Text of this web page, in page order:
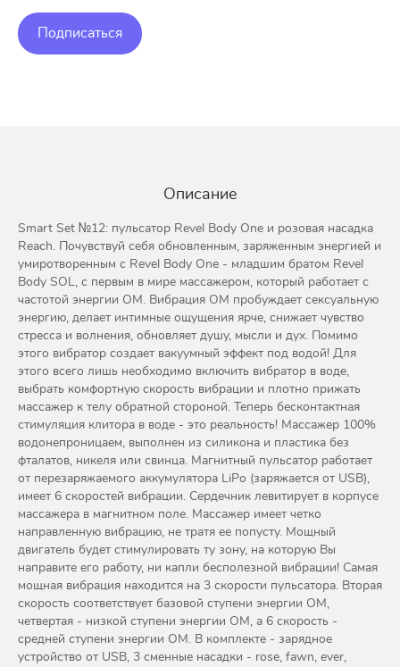
Подписаться
Описание
Smart Set №12: пульсатор Revel Body One и розовая насадка
Reach. Почувствуй себя обновленным, заряженным энергией и
умиротворенным c Revel Body One - младшим братом Revel
Body SOL, с первым в мире массажером, который работает с
частотой энергии ОМ. Вибрация ОМ пробуждает сексуальную
энергию, делает интимные ощущения ярче, снижает чувство
стресса и волнения, обновляет душу, мысли и дух. Помимо
этого вибратор создает вакуумный эффект под водой! Для
этого всего лишь необходимо включить вибратор в воде,
выбрать комфортную скорость вибрации и плотно прижать
массажер к телу обратной стороной. Теперь бесконтактная
стимуляция клитора в воде - это реальность! Массажер 100%
водонепроницаем, выполнен из силикона и пластика без
фталатов, никеля или свинца. Магнитный пульсатор работает
от перезаряжаемого аккумулятора LiPo (заряжается от USB),
имеет 6 скоростей вибрации. Сердечник левитирует в корпусе
массажера в магнитном поле. Массажер имеет четко
направленную вибрацию, не тратя ее попусту. Мощный
двигатель будет стимулировать ту зону, на которую Вы
направите его работу, ни капли бесполезной вибрации! Самая
мощная вибрация находится на 3 скорости пульсатора. Вторая
скорость соответствует базовой ступени энергии ОМ,
четвертая - низкой ступени энергии ОМ, а 6 скорость -
средней ступени энергии ОМ. В комплекте - зарядное
устройство от USB, 3 сменные насадки - rose, fawn, ever,